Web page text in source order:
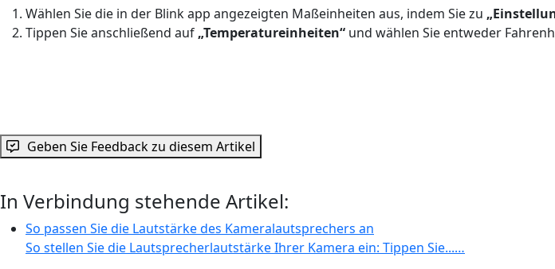
Wählen Sie die in der Blink app angezeigten Maßeinheiten aus, indem Sie zu
Tippen Sie anschließend auf „Temperatureinheiten“ und wählen Sie entweder
Geben Sie Feedback zu diesem Artikel
In Verbindung stehende Artikel:
So passen Sie die Lautstärke des Kameralautsprechers an
So stellen Sie die Lautsprecherlautstärke Ihrer Kamera ein: Tippen Sie...…